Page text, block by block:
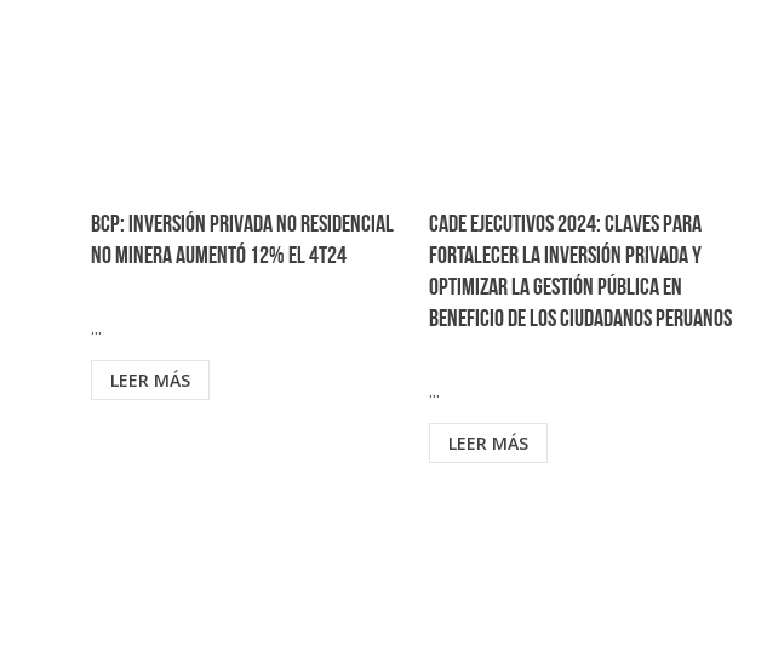
BCP: Inversión privada no residencial
no minera aumentó 12% el 4T24
...
LEER MÁS
CADE Ejecutivos 2024: Claves para
fortalecer la inversión privada y
optimizar la gestión pública en
beneficio de los ciudadanos peruanos
...
LEER MÁS